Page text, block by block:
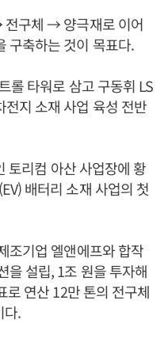
구체 → 양극재로 이어
구축하는 것이 목표다.
롤 타워로 삼고 구동휘 LS
지 소재 사업 육성 전반
토리컴 아산 사업장에 황
배터리 소재 사업의 첫
조기업 엘앤에프와 합작
을 설립, 1조 원을 투자해
로 연산 12만 톤의 전구체
다.